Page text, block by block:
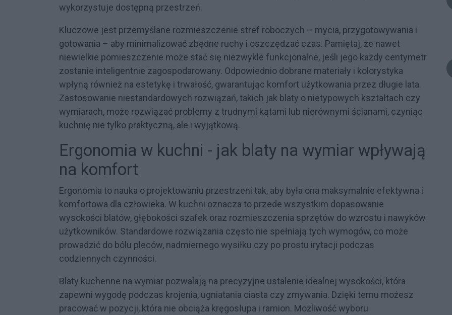
wykorzystuje dostępną przestrzeń.
Kluczowe jest przemyślane rozmieszczenie stref roboczych – mycia, przygotowywania i
gotowania – aby minimalizować zbędne ruchy i oszczędzać czas. Pamiętaj, że nawet
niewielkie pomieszczenie może stać się niezwykle funkcjonalne, jeśli jego każdy centymetr
zostanie inteligentnie zagospodarowany. Odpowiednio dobrane materiały i kolorystyka
wpłyną również na estetykę i trwałość, gwarantując komfort użytkowania przez długie lata.
Zastosowanie niestandardowych rozwiązań, takich jak blaty o nietypowych kształtach czy
wymiarach, może rozwiązać problemy z trudnymi kątami lub nierównymi ścianami, czyniąc
kuchnię nie tylko praktyczną, ale i wyjątkową.
Ergonomia w kuchni - jak blaty na wymiar wpływają
na komfort
Ergonomia to nauka o projektowaniu przestrzeni tak, aby była ona maksymalnie efektywna i
komfortowa dla człowieka. W kuchni oznacza to przede wszystkim dopasowanie
wysokości blatów, głębokości szafek oraz rozmieszczenia sprzętów do wzrostu i nawyków
użytkowników. Standardowe rozwiązania często nie spełniają tych wymogów, co może
prowadzić do bólu pleców, nadmiernego wysiłku czy po prostu irytacji podczas
codziennych czynności.
Blaty kuchenne na wymiar pozwalają na precyzyjne ustalenie idealnej wysokości, która
zapewni wygodę podczas krojenia, ugniatania ciasta czy zmywania. Dzięki temu możesz
pracować w pozycji, która nie obciąża kręgosłupa i ramion. Możliwość wyboru